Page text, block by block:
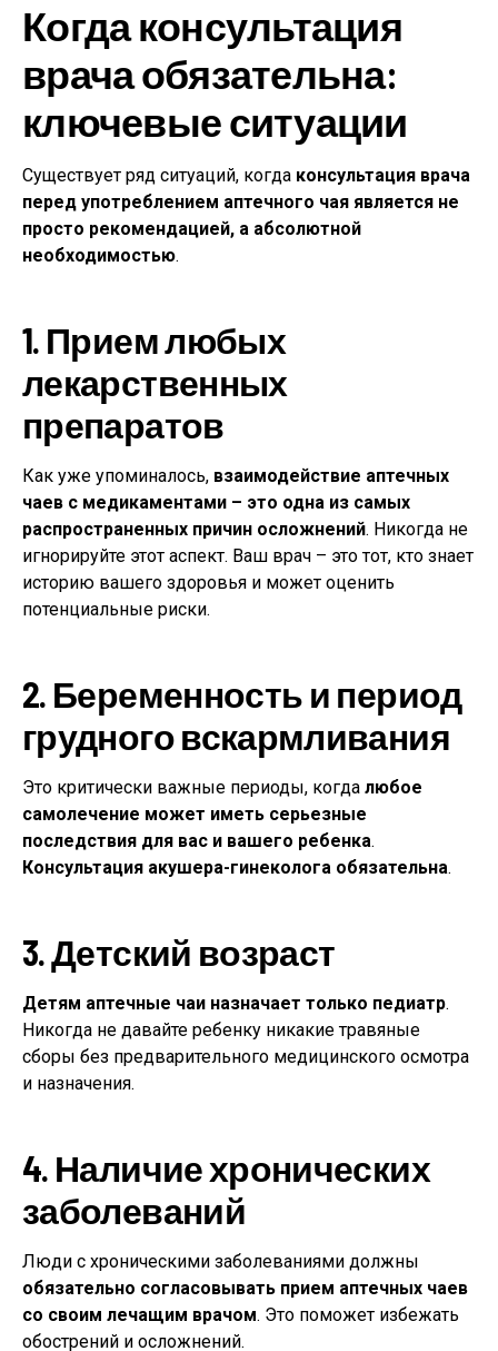
Когда консультация
врача обязательна:
ключевые ситуации
Существует ряд ситуаций, когда консультация врача
перед употреблением аптечного чая является не
просто рекомендацией, а абсолютной
необходимостью.
1. Прием любых
лекарственных
препаратов
Как уже упоминалось, взаимодействие аптечных
чаев с медикаментами – это одна из самых
распространенных причин осложнений. Никогда не
игнорируйте этот аспект. Ваш врач – это тот, кто знает
историю вашего здоровья и может оценить
потенциальные риски.
2. Беременность и период
грудного вскармливания
Это критически важные периоды, когда любое
самолечение может иметь серьезные
последствия для вас и вашего ребенка.
Консультация акушера-гинеколога обязательна.
3. Детский возраст
Детям аптечные чаи назначает только педиатр.
Никогда не давайте ребенку никакие травяные
сборы без предварительного медицинского осмотра
и назначения.
4. Наличие хронических
заболеваний
Люди с хроническими заболеваниями должны
обязательно согласовывать прием аптечных чаев
со своим лечащим врачом. Это поможет избежать
обострений и осложнений.